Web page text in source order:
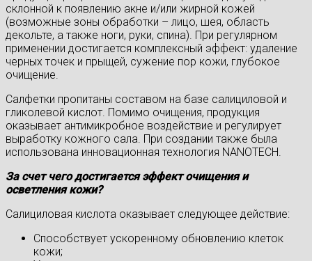
склонной к появлению акне и/или жирной кожей
(возможные зоны обработки – лицо, шея, область
декольте, а также ноги, руки, спина). При регулярном
применении достигается комплексный эффект: удаление
черных точек и прыщей, сужение пор кожи, глубокое
очищение.
Салфетки пропитаны составом на базе салициловой и
гликолевой кислот. Помимо очищения, продукция
оказывает антимикробное воздействие и регулирует
выработку кожного сала. При создании также была
использована инновационная технология NANOTECH.
За счет чего достигается эффект очищения и
осветления кожи?
Салициловая кислота оказывает следующее действие:
Способствует ускоренному обновлению клеток
кожи;